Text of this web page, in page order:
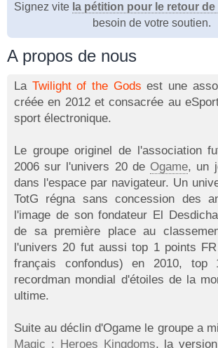
Signez vite la pétition pour le retour de
besoin de votre soutien.
A propos de nous
La Twilight of the Gods est une
créée en 2012 et consacrée au
sport électronique.
Le groupe originel de l'association
2006 sur l'univers 20 de Ogame, un
dans l'espace par navigateur. Un
TotG régna sans concession des
l'image de son fondateur El
de sa première place au
l'univers 20 fut aussi top 1 points
français confondus) en 2010,
recordman mondial d'étoiles de la
ultime.
Suite au déclin d'Ogame le groupe a
Magic : Heroes Kingdoms, la